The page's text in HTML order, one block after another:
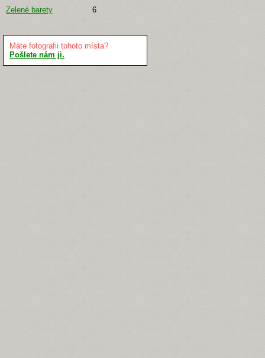
Zelené barety
6
Máte fotografii tohoto místa?
Pošlete nám ji.